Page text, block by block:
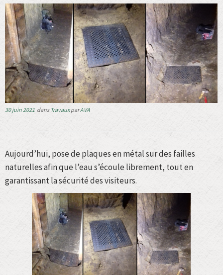
30 juin 2021 dans TravauxparAVA
Aujourd’hui, pose de plaques en métal sur des failles
naturelles afin que l’eau s’écoule librement, tout en
garantissant la sécurité des visiteurs.